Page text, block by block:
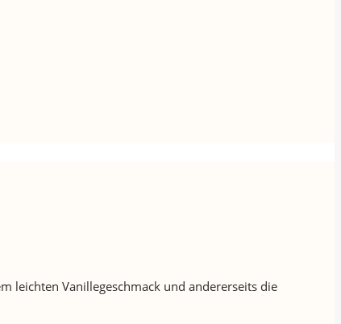
leichten Vanillegeschmack und andererseits die